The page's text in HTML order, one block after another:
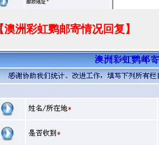
【澳洲彩虹鹦邮寄情况回复】